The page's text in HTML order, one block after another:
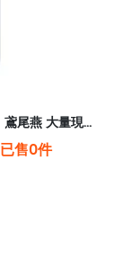
【Relx 5代電子菸主機】鳶尾燕 大量現貨 悅刻5代幻影霧化器單桿 電量顯示
已售0件